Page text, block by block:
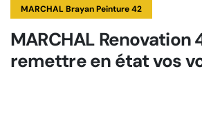
MARCHAL Brayan Peinture 42
MARCHAL Renovation
remettre en état vos